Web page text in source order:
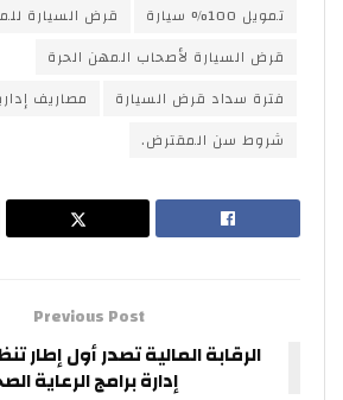
تمويل 100% سيارة
قرض السيارة
قرض السيارة لأصحاب المهن الحرة
فترة سداد قرض السيارة
مصاريف
شروط سن المقترض.
Previous Post
الرقابة المالية تصدر أول
إدارة برامج الرعاية